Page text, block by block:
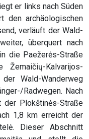
er links nach Süden
den archäologischen
verläuft der Wald-
überquert nach
die Paežerės-Straße
Kalvarijos-
Wald-Wanderweg
Radwegen. Nach
Plokštinės-Straße
1,8 km erreicht der
Dieser Abschnitt